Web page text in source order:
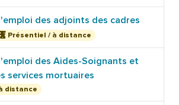
des adjoints des cadres
Présentiel / à distance
des Aides-Soignants et
services mortuaires
distance